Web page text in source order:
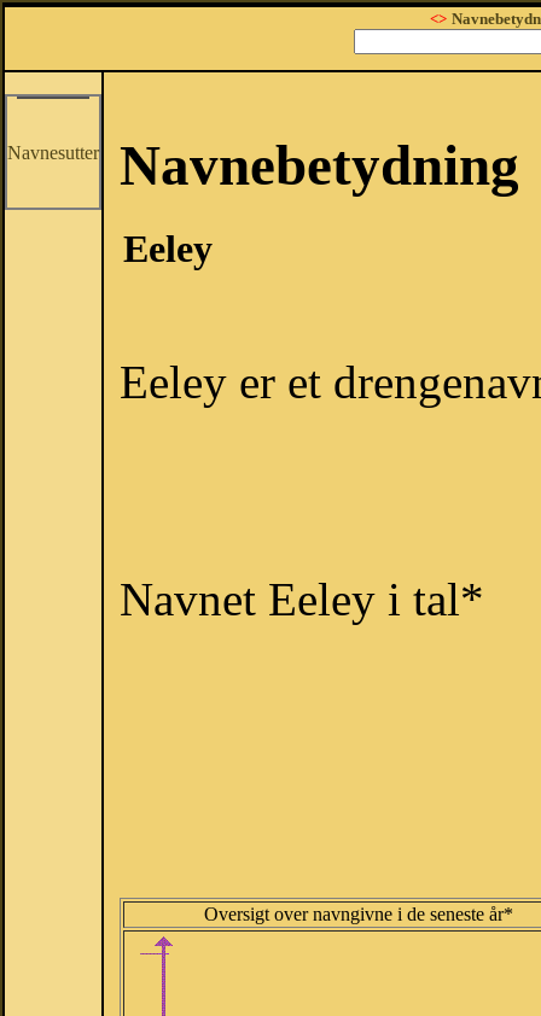
<>
Navnesutter Navnebetydning
Eeley
Eeley er et
Navnet Eeley i tal*
Oversigt over navngivne i de seneste år*